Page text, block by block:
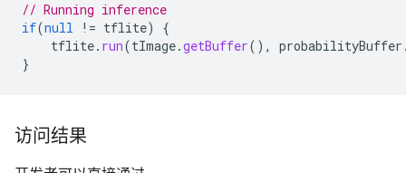
// Running inference
if(null != tflite)
{
tflite. run(tImage.getBuffer(), probabilityBuffer
}
访问结果